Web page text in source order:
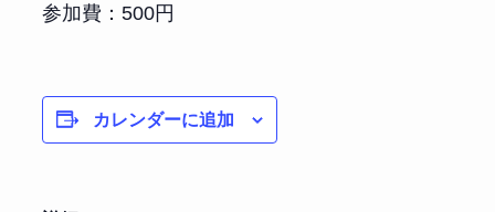
参加費：500円
カレンダーに追加